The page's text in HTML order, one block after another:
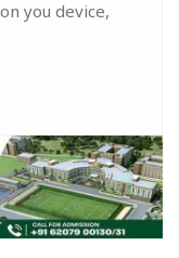
you device,